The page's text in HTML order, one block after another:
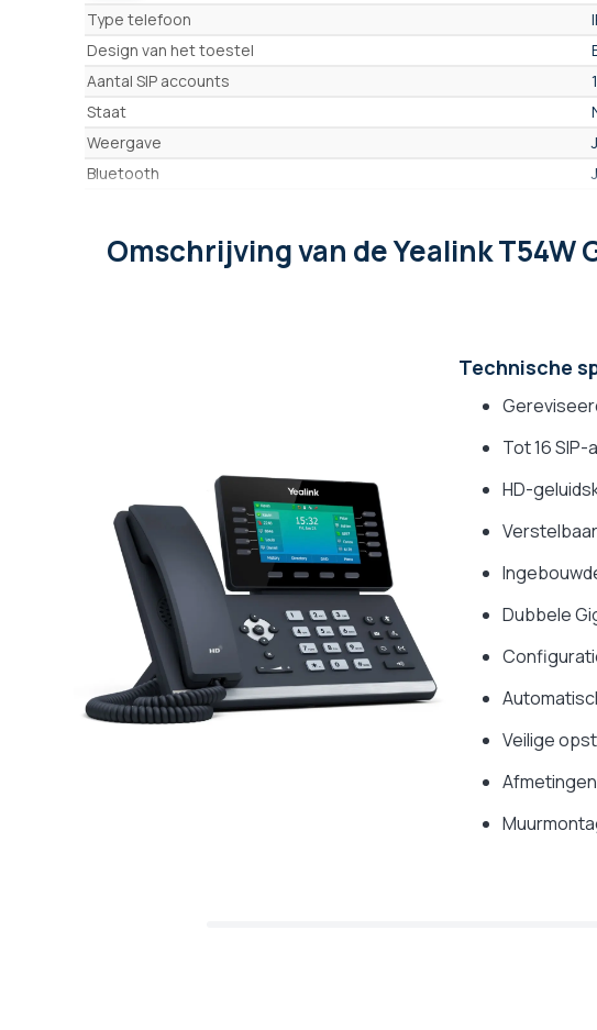
Eigenschappen
Type telefoon
Design van het toestel
Aantal SIP accounts
Staat
Weergave
Bluetooth
Handsfree
Ja
Compatibel met gehoorapparaten
Controlelampjes voor oproepen
Lijnverbinding
USB-poort
Verenigbaar Microsoft Teams SIP gateway
Garantie
Compatibiliteit met platformen
Omschrijvingvan de Yealink T54W
Technische
Tot 16
HD-
Dubbele
Veilige
Afmetingen